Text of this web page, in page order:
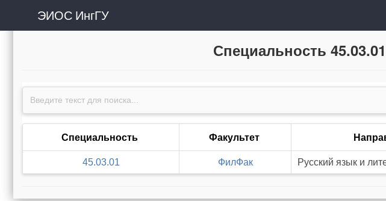
ЭИОС ИнгГУ
Специальность
Специальность Факультет
45.03.01 ФилФак Русский язык и